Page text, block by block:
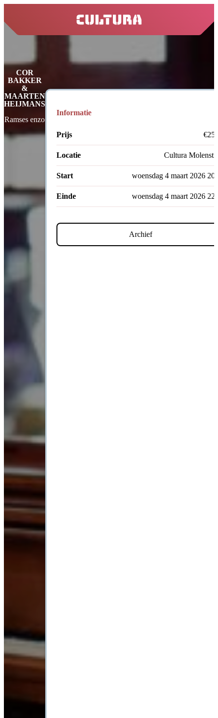
home
COR
BAKKER
&
MAARTEN
HEIJMANS
Ramses enzo
Informatie
Prijs
Locatie Cultura
Start woensdag 4 maart 2026
Einde woensdag 4 maart 2026
Archief